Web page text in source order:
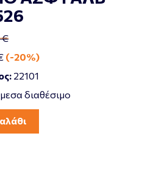
€
(-20%)
22101
διαθέσιμο